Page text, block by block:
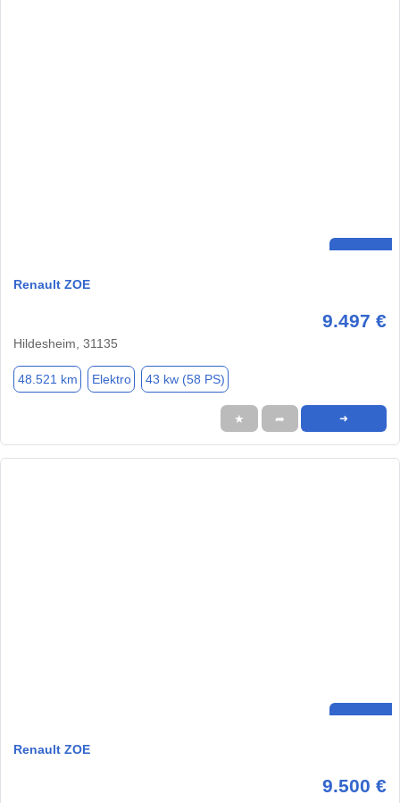
Renault ZOE
9.497 €
Hildesheim, 31135
48.521 km Elektro 43 kw (58 PS)
★ ➦ ➜
Renault ZOE
9.500 €